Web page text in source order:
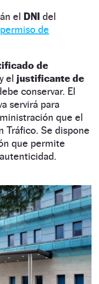
el DNI del
permiso de
de
y el justificante de
conservar. El
servirá para
que el
Tráfico. Se dispone
que permite